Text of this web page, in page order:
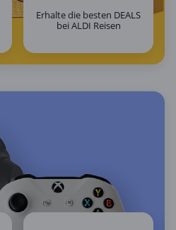
Erhalte die besten DEALS
bei ALDI Reisen